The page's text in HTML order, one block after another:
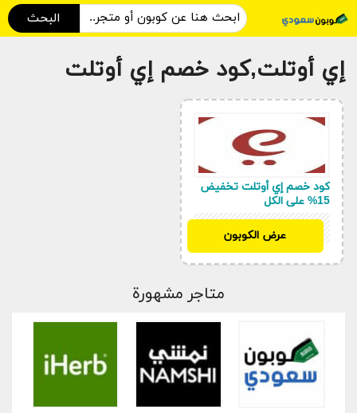
البحث
إي أوتلت,كود خصم إي أوتلت
كود خصم إي أوتلت تخفيض
15% على الكل
عرض الكوبون
متاجر مشهورة